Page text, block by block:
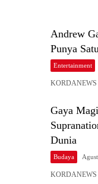
Andrew
Punya
Entertainment
KORDANEWS
Gaya
Dunia
Budaya
KORDANEWS